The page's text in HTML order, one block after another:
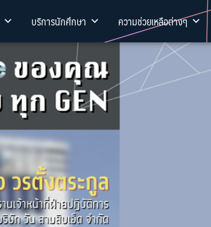
บริการนักศึกษา ความช่วยเหลือต่างๆ